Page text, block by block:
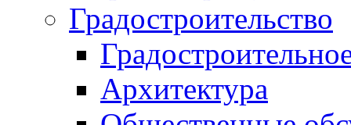
Градостроительство
Архитектура